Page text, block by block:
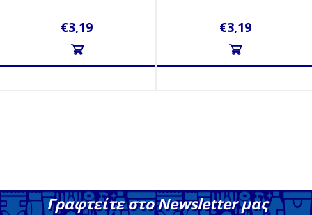
€3,19 €3,19
Γραφτείτε στο Newsletter μας